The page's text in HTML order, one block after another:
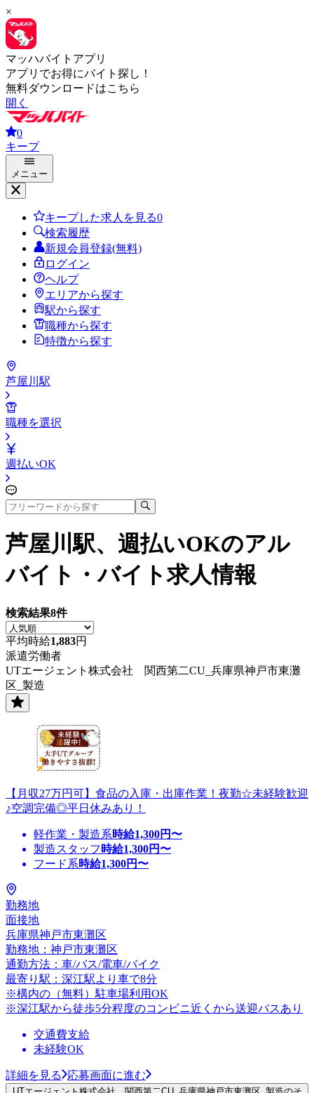
×
マッハバイトアプリ
アプリでお得にバイト探し！
無料ダウンロードはこちら
開く
0
キープ
メニュー
キープした求人を見る0
検索履歴
新規会員登録(無料)
ログイン
ヘルプ
エリアから探す
駅から探す
職種から探す
特徴から探す
芦屋川駅
職種を選択
週払いOK
芦屋川駅、週払いOKのアル
バイト・バイト求人情報
検索結果8件
平均時給1,883円
派遣労働者
UTエージェント株式会社 関西第二CU_兵庫県神戸市東灘
区_製造
【月収27万円可】食品の入庫・出庫作業！夜勤☆未経験歓迎
♪空調完備◎平日休みあり！
軽作業・製造系時給1,300円〜
製造スタッフ 時給1,300円〜
フード系時給1,300円〜
勤務地
面接地
兵庫県神戸市東灘区
勤務地：神戸市東灘区
通勤方法：車/バス/電車/バイク
最寄り駅：深江駅より車で8分
※構内の（無料）駐車場利用OK
※深江駅から徒歩5分程度のコンビニ近くから送迎バスあり
交通費支給
未経験OK
詳細を見る 応募画面に進む